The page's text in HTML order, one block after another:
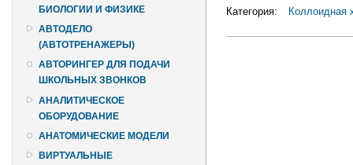
БИОЛОГИИ И ФИЗИКЕ
АВТОДЕЛО
(АВТОТРЕНАЖЕРЫ)
АВТОРИНГЕР ДЛЯ ПОДАЧИ
ШКОЛЬНЫХ ЗВОНКОВ
АНАЛИТИЧЕСКОЕ
ОБОРУДОВАНИЕ
АНАТОМИЧЕСКИЕ МОДЕЛИ
ВИРТУАЛЬНЫЕ
Категория: Коллоидная